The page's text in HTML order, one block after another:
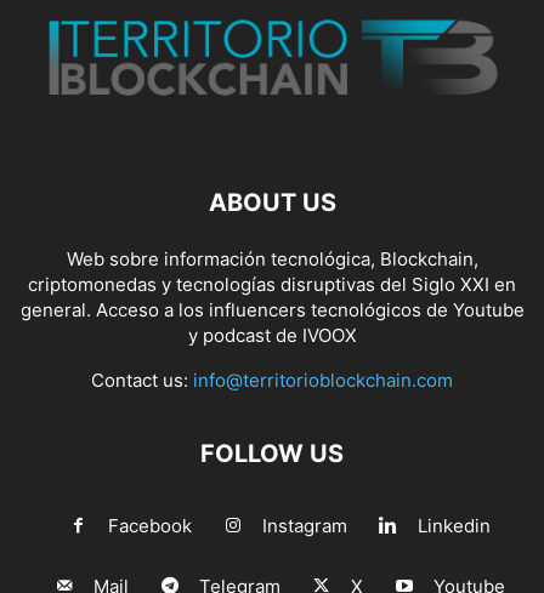
ABOUT US
Web sobre información tecnológica, Blockchain,
criptomonedas y tecnologías disruptivas del Siglo XXI en
general. Acceso a los influencers tecnológicos de Youtube
y podcast de IVOOX
Contact us: info@territorioblockchain.com
FOLLOW US
Facebook Instagram Linkedin
Mail Telegram X Youtube